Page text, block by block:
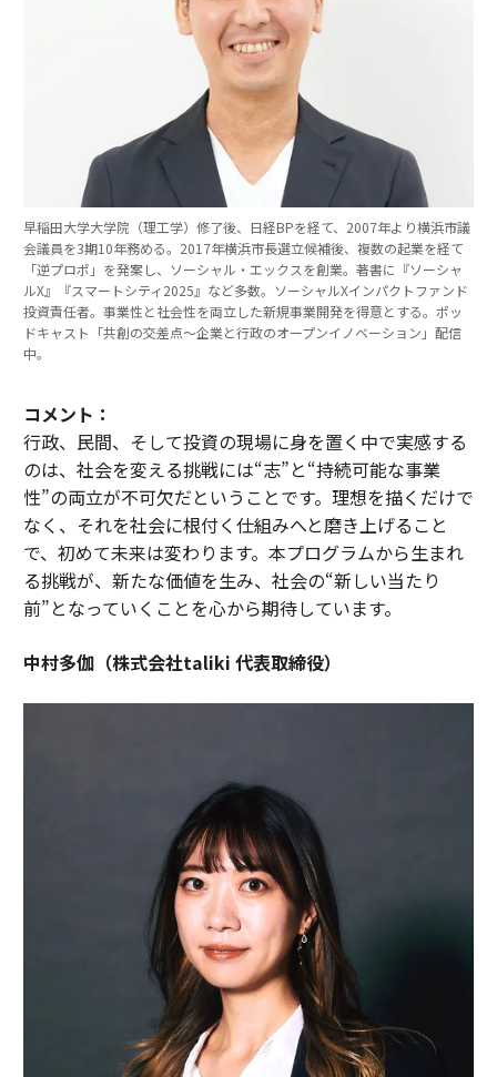
早稲田大学大学院（理工学）修了後、日経BPを経て、2007年より横浜市議
会議員を3期10年務める。2017年横浜市長選立候補後、複数の起業を経て
「逆プロポ」を発案し、ソーシャル・エックスを創業。著書に『ソーシャ
ルX』『スマートシティ2025』など多数。ソーシャルXインパクトファンド
投資責任者。事業性と社会性を両立した新規事業開発を得意とする。ポッ
ドキャスト「共創の交差点〜企業と行政のオープンイノベーション」配信
中。
コメント：
行政、民間、そして投資の現場に身を置く中で実感する
のは、社会を変える挑戦には“志”と“持続可能な事業
性”の両立が不可欠だということです。理想を描くだけで
なく、それを社会に根付く仕組みへと磨き上げること
で、初めて未来は変わります。本プログラムから生まれ
る挑戦が、新たな価値を生み、社会の“新しい当たり
前”となっていくことを心から期待しています。
中村多伽（株式会社taliki 代表取締役）